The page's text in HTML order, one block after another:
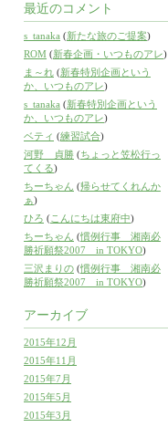
最近のコメント
s_tanaka (新たな旅のご提案)
ROM (新春企画・いつものアレ)
ま～れ (新春特別企画という
か、いつものアレ)
s_tanaka (新春特別企画という
か、いつものアレ)
ベティ (練習試合)
河野 貞勝 (ちょっと笠松行っ
てくる)
ちーちゃん (帰らせてくれんか
ぁ)
ひろ (こんにちは東府中)
ちーちゃん (慣例行事 湘南必
勝祈願祭2007 in TOKYO)
三沢まりの (慣例行事 湘南必
勝祈願祭2007 in TOKYO)
アーカイブ
2015年12月
2015年11月
2015年7月
2015年5月
2015年3月